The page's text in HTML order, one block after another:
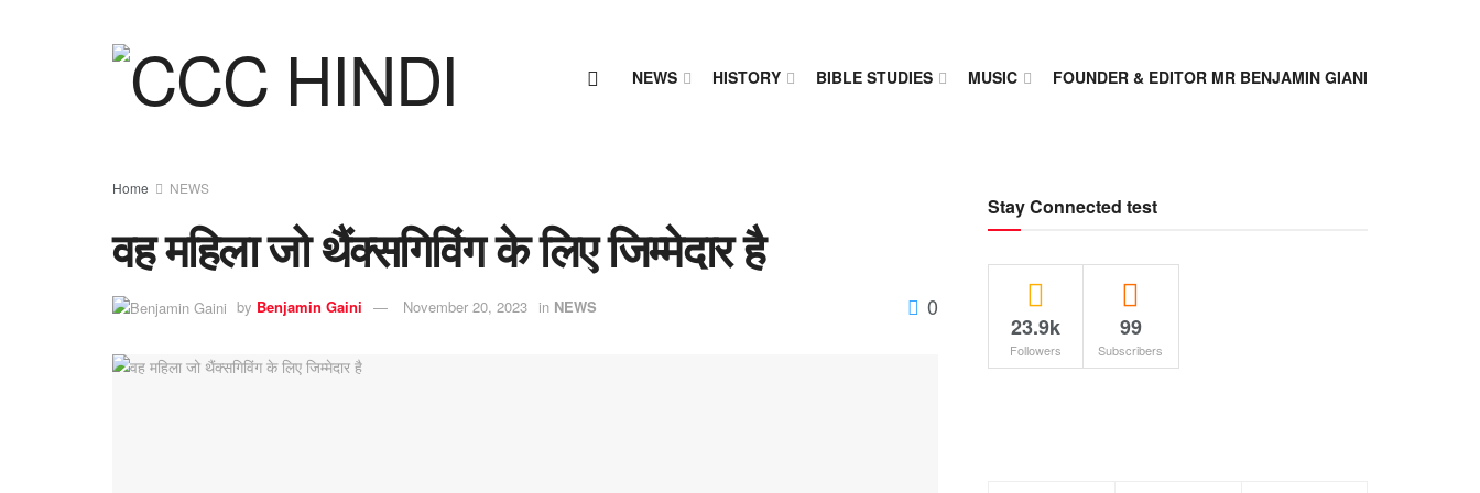
NEWS HISTORY BIBLE STUDIES MUSIC FOUNDER & EDITOR MR BENJAMIN GIANI
Home NEWS
वह महिला जो थैंक्सगिविंग के लिए जिम्मेदार है
by Benjamin Gaini November 20, 2023 in NEWS 0
Stay Connected test
23.9k
Followers
99
Subscribers